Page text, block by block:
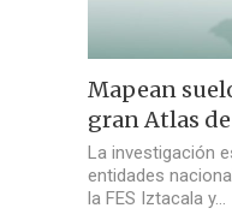
Mapean
gran Atlas
La investigación
entidades
la FES Iztacala y…